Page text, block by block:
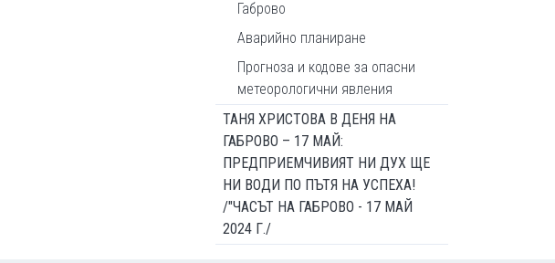
Габрово
Аварийно планиране
Прогноза и кодове за опасни
метеорологични явления
ТАНЯ ХРИСТОВА В ДЕНЯ НА
ГАБРОВО – 17 МАЙ:
ПРЕДПРИЕМЧИВИЯТ НИ ДУХ ЩЕ
НИ ВОДИ ПО ПЪТЯ НА УСПЕХА!
/"ЧАСЪТ НА ГАБРОВО - 17 МАЙ
2024 Г./